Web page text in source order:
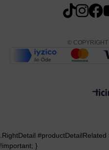
©
.RightDetail
!important; }